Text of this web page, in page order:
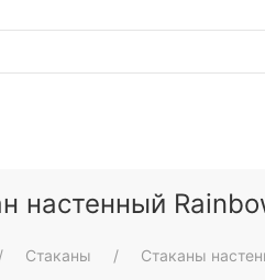
настенный
Стаканы Стаканы